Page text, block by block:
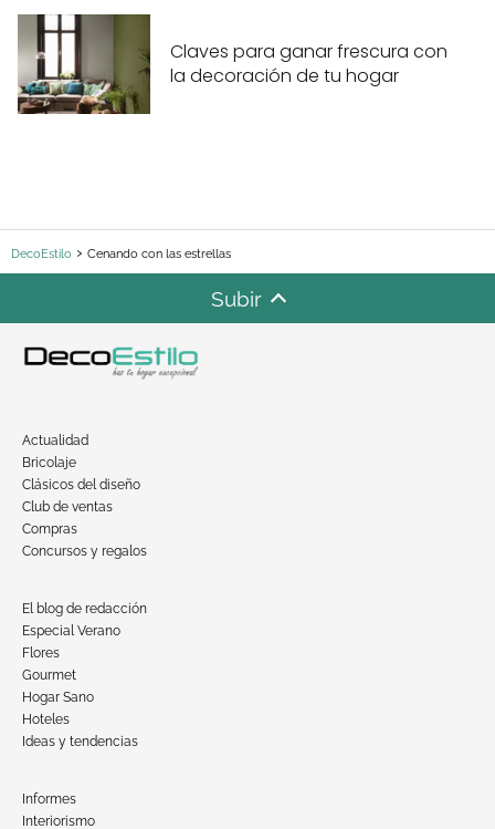
Claves para ganar frescura con
la decoración de tu hogar
DecoEstilo Cenando con las estrellas
Subir
Actualidad
Bricolaje
Clásicos del diseño
Club de ventas
Compras
Concursos y regalos
El blog de redacción
Especial Verano
Flores
Gourmet
Hogar Sano
Hoteles
Ideas y tendencias
Informes
Interiorismo